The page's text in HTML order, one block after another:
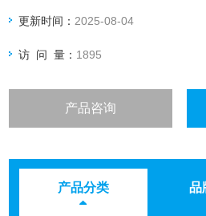
更新时间： 2025-08-04
访 问 量： 1895
产品咨询
产品分类 品